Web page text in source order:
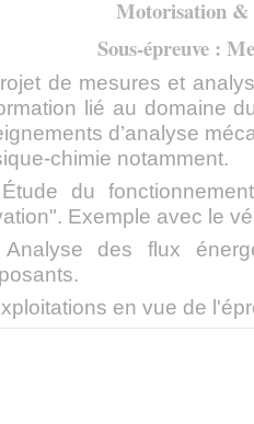
Motorisation &
Sous-épreuve :
de mesures et
lié au domaine
d’analyse
chimie notamment.
du
Exemple avec le
des flux
en vue de